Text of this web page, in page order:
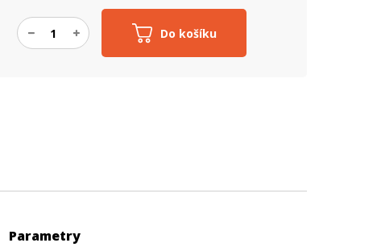
Do košíku
Parametry